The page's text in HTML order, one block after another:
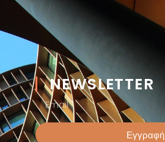
NEWSLETTER
Εγγραφή